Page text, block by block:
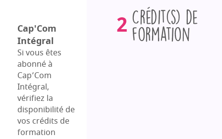
Cap'Com
Intégral
Si vous êtes
abonné à
Cap’Com
Intégral,
vérifiez la
disponibilité de
vos crédits de
formation
2
Crédits
de
formation